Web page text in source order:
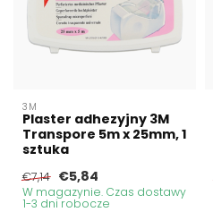
3M
Plaster adhezyjny 3M
Transpore 5m x 25mm, 1
sztuka
€7,14 €5,84
W magazynie. Czas dostawy
1-3 dni robocze